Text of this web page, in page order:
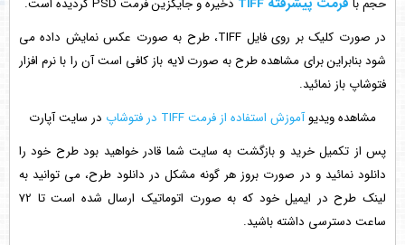
حجم با فرمت پیشرفته TIFF
ذخیره و جایگزین فرمت PSD گردیده است.
در صورت کلیک بر روی فایل TIFF، طرح به صورت عکس نمایش داده می
شود بنابراین برای مشاهده طرح به صورت لایه باز کافی است آن را با نرم افزار
فتوشاپ باز نمائید.
مشاهده ویدیوآموزش استفاده از فرمت TIFF در فتوشاپ
در سایت آپارت
پس از تکمیل خرید و بازگشت به سایت شما قادر خواهید بود طرح خود را
دانلود نمائید و در صورت بروز هر گونه مشکل در دانلود طرح، می توانید به
لینک طرح در ایمیل خود که به صورت اتوماتیک ارسال شده است تا 72
ساعت دسترسی داشته باشید.